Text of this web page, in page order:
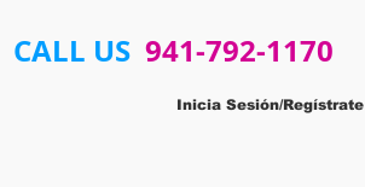
CALL US 941-792-1170
Inicia Sesión/Regístrate